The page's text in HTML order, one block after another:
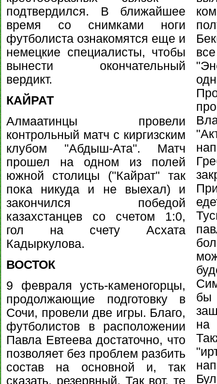
подтвердился. В ближайшее
время со снимками ноги
футболиста ознакомятся еще и
немецкие специалисты, чтобы
вынести окончательный
вердикт.
КАЙРАТ
Алмаатинцы провели
контрольный матч с киргизским
клубом "Абдыш-Ата". Матч
прошел на одном из полей
южной столицы ("Кайрат" так
пока никуда и не выехал) и
закончился победой
казахстанцев со счетом 1:0,
гол на счету Асхата
Кадыркулова.
ВОСТОК
9 февраля усть-каменогорцы,
продолжающие подготовку в
Сочи, провели две игры. Благо,
футболистов в расположении
Павла Евтеева достаточно, что
позволяет без проблем разбить
состав на основной и, так
сказать, резервный. Так вот, те
на